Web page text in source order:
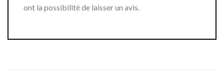
ont la possibilité de laisser un avis.